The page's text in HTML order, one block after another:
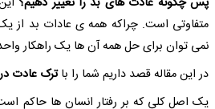
متفاوتی است. چراکه همه ی عادات بد از
نمی توان برای حل همه آن ها یک راهکار
در این مقاله قصد داریم شما را باترک عادت در 21